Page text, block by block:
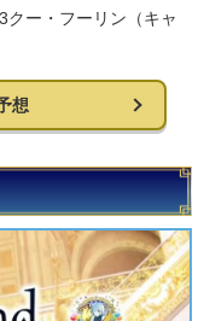
クー・フーリン（キャ
想